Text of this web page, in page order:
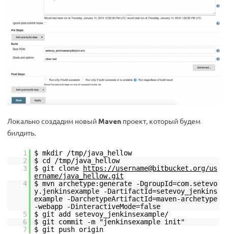
Локально создадим новый Maven проект, который будем
билдить.
1
$ mkdir /tmp/java_hellow
2
$ cd /tmp/java_hellow
3
$ git clone
https://username@bitbucket.org/us
ername/java_hellow.git
4
$ mvn archetype:generate -DgroupId=com.setevo
y.jenkinsexample -DartifactId=setevoy_jenkins
example -DarchetypeArtifactId=maven-archetype
-webapp -DinteractiveMode=false
5
$ git add setevoy_jenkinsexample/
6
$ git commit -m "jenkinsexample init"
7
$ git push origin